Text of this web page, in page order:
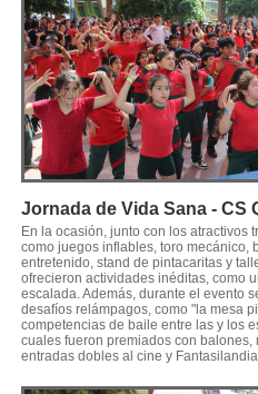
Jornada de Vida Sana - CS
En la ocasión, junto con los atractivos
como juegos inflables, toro mecánico,
entretenido, stand de pintacaritas y
ofrecieron actividades inéditas, como
escalada. Además, durante el evento
desafíos relámpagos, como "la mesa
competencias de baile entre las y los
cuales fueron premiados con balones,
entradas dobles al cine y